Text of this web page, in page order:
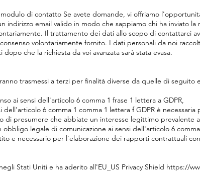
di contatto Se avete domande, vi offriamo
indirizzo email valido in modo che sappiamo chi ha inviato
Il trattamento dei dati allo scopo di contattarci
consenso volontariamente fornito. I dati personali da noi
che la richiesta da voi avanzata sarà stata evasa.
trasmessi a terzi per finalità diverse da quelle di
ai sensi dell'articolo 6 comma 1 frase 1 lettera a GDPR,
dell'articolo 6 comma 1 comma 1 lettera f GDPR è
di presumere che abbiate un interesse legittimo prevalente
obbligo legale di comunicazione ai sensi dell'articolo 6
e necessario per l'elaborazione dei rapporti contrattuali
Stati Uniti e ha aderito all'EU_US Privacy Shield https://